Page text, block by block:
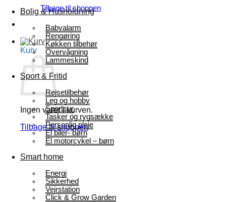
Tilbage til shoppen
Kurv
Ingen varer i kurven.
Tilbage til shoppen
Bolig & Husholdning
Babyalarm
Rengøring
Køkken tilbehør
Overvågning
Lammeskind
Sport & Fritid
Rejsetilbehør
Leg og hobby
Sportsur
Tasker og rygsække
Personlig pleje
El biler- børn
El motorcykel – børn
Smart home
Energi
Sikkerhed
Vejrstation
Click & Grow Garden